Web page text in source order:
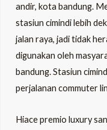
andir, kota bandung.
stasiun cimindi lebih
jalan raya, jadi tidak
digunakan oleh
bandung. Stasiun
perjalanan commuter
Hiace premio luxury